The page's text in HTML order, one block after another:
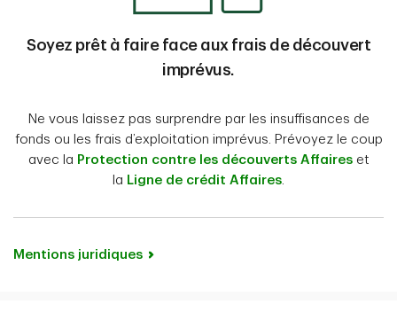
Soyez prêt à faire face aux frais de découvert
imprévus.
Ne vous laissez pas surprendre par les insuffisances de
fonds ou les frais d’exploitation imprévus. Prévoyez le coup
avec la Protection contre les découverts Affaireset
la Ligne de crédit Affaires.
Mentions juridiques